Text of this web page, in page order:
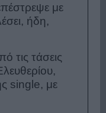
με
ήδη,
τις τάσεις
single, με